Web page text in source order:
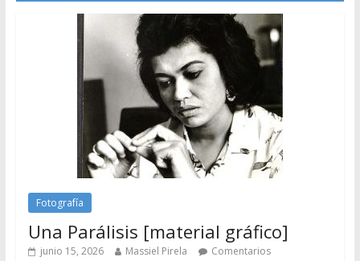
Fotografía
Una Parálisis [material gráfico]
junio 15, 2026 Massiel Pirela
Comentarios